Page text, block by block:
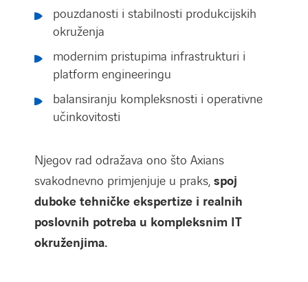
pouzdanosti i stabilnosti produkcijskih
okruženja
modernim pristupima infrastrukturi i
platform engineeringu
balansiranju kompleksnosti i operativne
učinkovitosti
Njegov rad odražava ono što Axians
svakodnevno primjenjuje u praks, spoj
duboke tehničke ekspertize i realnih
poslovnih potreba u kompleksnim IT
okruženjima.